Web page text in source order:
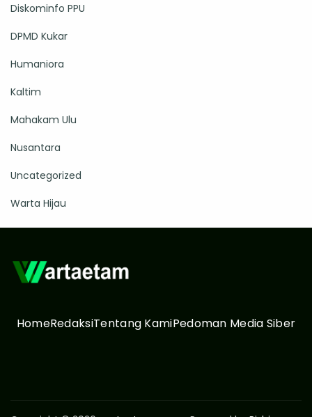
Diskominfo PPU
DPMD Kukar
Humaniora
Kaltim
Mahakam Ulu
Nusantara
Uncategorized
Warta Hijau
HomeRedaksiTentang KamiPedoman Media Siber